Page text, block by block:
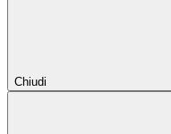
Chiudi